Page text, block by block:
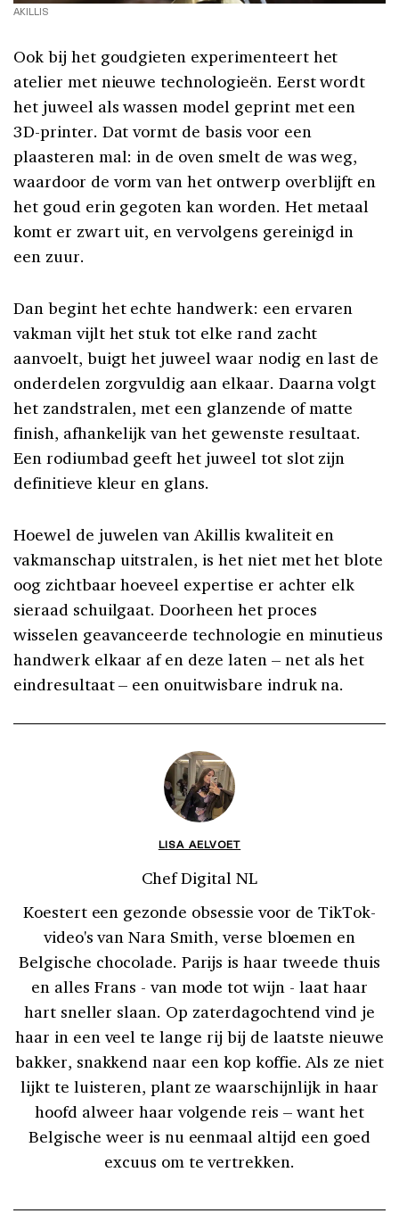
AKILLIS
Ook bij het goudgieten experimenteert het
atelier met nieuwe technologieën. Eerst wordt
het juweel als wassen model geprint met een
3D-printer. Dat vormt de basis voor een
plaasteren mal: in de oven smelt de was weg,
waardoor de vorm van het ontwerp overblijft en
het goud erin gegoten kan worden. Het metaal
komt er zwart uit, en vervolgens gereinigd in
een zuur.
Dan begint het echte handwerk: een ervaren
vakman vijlt het stuk tot elke rand zacht
aanvoelt, buigt het juweel waar nodig en last de
onderdelen zorgvuldig aan elkaar. Daarna volgt
het zandstralen, met een glanzende of matte
finish, afhankelijk van het gewenste resultaat.
Een rodiumbad geeft het juweel tot slot zijn
definitieve kleur en glans.
Hoewel de juwelen van Akillis kwaliteit en
vakmanschap uitstralen, is het niet met het blote
oog zichtbaar hoeveel expertise er achter elk
sieraad schuilgaat. Doorheen het proces
wisselen geavanceerde technologie en minutieus
handwerk elkaar af en deze laten – net als het
eindresultaat – een onuitwisbare indruk na.
LISA AELVOET
Chef Digital NL
Koestert een gezonde obsessie voor de TikTok-
video's van Nara Smith, verse bloemen en
Belgische chocolade. Parijs is haar tweede thuis
en alles Frans - van mode tot wijn - laat haar
hart sneller slaan. Op zaterdagochtend vind je
haar in een veel te lange rij bij de laatste nieuwe
bakker, snakkend naar een kop koffie. Als ze niet
lijkt te luisteren, plant ze waarschijnlijk in haar
hoofd alweer haar volgende reis – want het
Belgische weer is nu eenmaal altijd een goed
excuus om te vertrekken.